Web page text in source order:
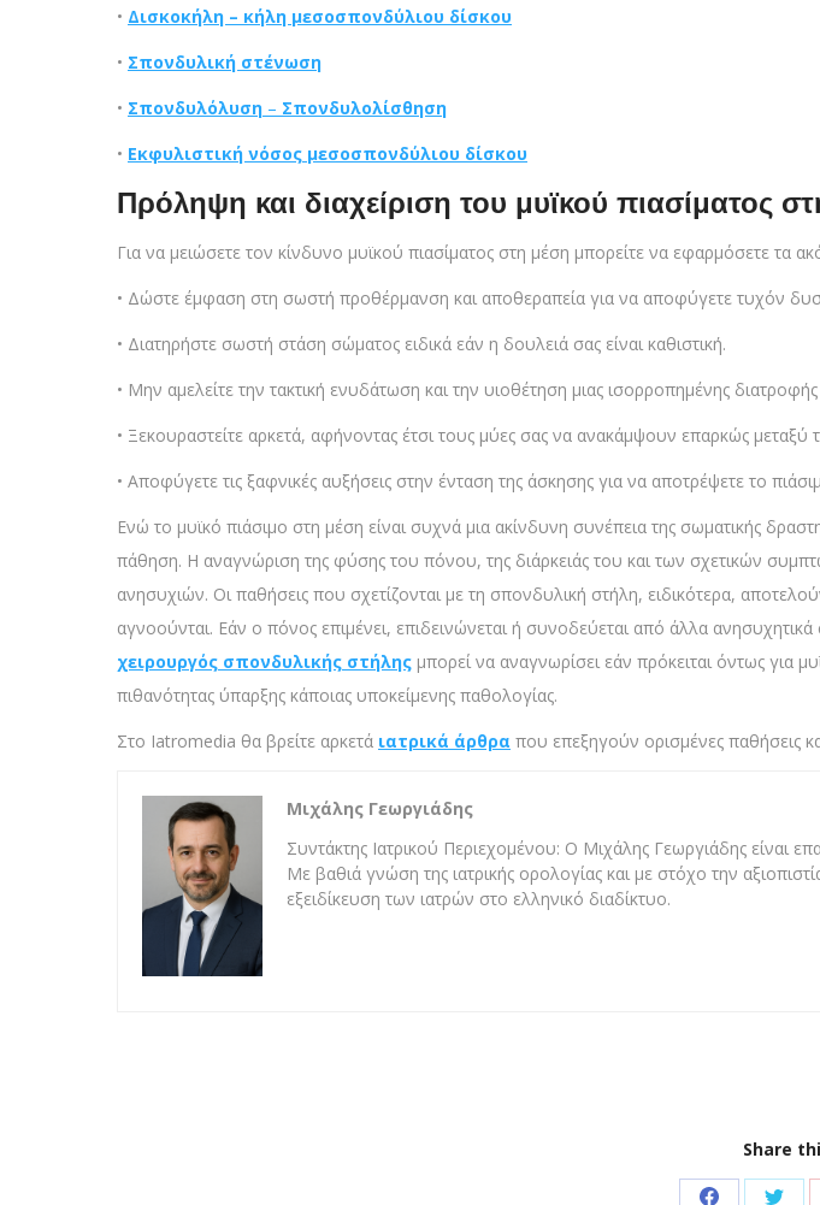
• Δισκοκήλη – κήλη μεσοσπονδύλιου δίσκου
• Σπονδυλική στένωση
• Σπονδυλόλυση – Σπονδυλολίσθηση
• Εκφυλιστική νόσος μεσοσπονδύλιου δίσκου
Πρόληψη και διαχείριση του μυϊκού πιασίματος
Για να μειώσετε τον κίνδυνο μυϊκού πιασίματος στη μέση μπορείτε να εφαρμόσετε τα
• Δώστε έμφαση στη σωστή προθέρμανση και αποθεραπεία για να αποφύγετε τυχόν
• Διατηρήστε σωστή στάση σώματος ειδικά εάν η δουλειά σας είναι καθιστική.
• Μην αμελείτε την τακτική ενυδάτωση και την υιοθέτηση μιας ισορροπημένης
• Ξεκουραστείτε αρκετά, αφήνοντας έτσι τους μύες σας να ανακάμψουν επαρκώς
• Αποφύγετε τις ξαφνικές αυξήσεις στην ένταση της άσκησης για να αποτρέψετε το
Ενώ το μυϊκό πιάσιμο στη μέση είναι συχνά μια ακίνδυνη συνέπεια της σωματικής
πάθηση. Η αναγνώριση της φύσης του πόνου, της διάρκειάς του και των σχετικών
ανησυχιών. Οι παθήσεις που σχετίζονται με τη σπονδυλική στήλη, ειδικότερα,
αγνοούνται. Εάν ο πόνος επιμένει, επιδεινώνεται ή συνοδεύεται από άλλα
χειρουργός σπονδυλικής στήλης μπορεί να αναγνωρίσει εάν πρόκειται όντως για
πιθανότητας ύπαρξης κάποιας υποκείμενης παθολογίας.
Στο Iatromedia θα βρείτε αρκετά ιατρικά άρθρα που επεξηγούν ορισμένες παθήσεις
Μιχάλης Γεωργιάδης
Συντάκτης Ιατρικού Περιεχομένου: Ο Μιχάλης Γεωργιάδης είναι
Με βαθιά γνώση της ιατρικής ορολογίας και με στόχο την
εξειδίκευση των ιατρών στο ελληνικό διαδίκτυο.
Share